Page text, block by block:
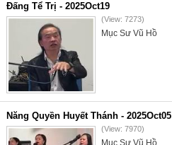
Đấng Tể Trị - 2025Oct19
(View: 7273)
Mục Sư Vũ Hồ
Năng Quyền Huyết Thánh - 2025Oct05
(View: 7970)
Mục Sư Vũ Hồ